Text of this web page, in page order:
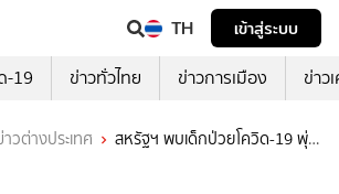
TH
เข้าสู่ระบบ
-19 ข่าวทั่วไทย ข่าวการเมือง ข่าว
าวต่างประเทศ
สหรัฐฯ พบเด็กป่วยโควิด-19 พุ่ง